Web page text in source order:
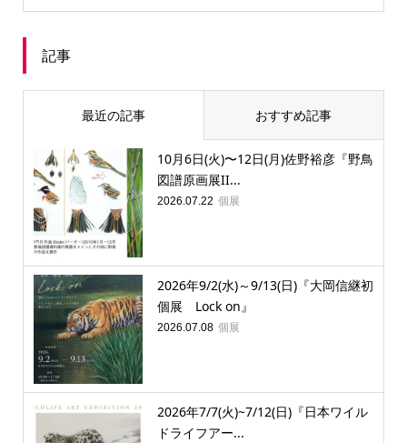
記事
最近の記事 おすすめ記事
10月6日(火)〜12日(月)佐野裕彦『野鳥
図譜原画展II...
2026.07.22 個展
2026年9/2(水)～9/13(日)『大岡信継初
個展 Lock on』
2026.07.08 個展
2026年7/7(火)~7/12(日)『日本ワイル
ドライフアー...